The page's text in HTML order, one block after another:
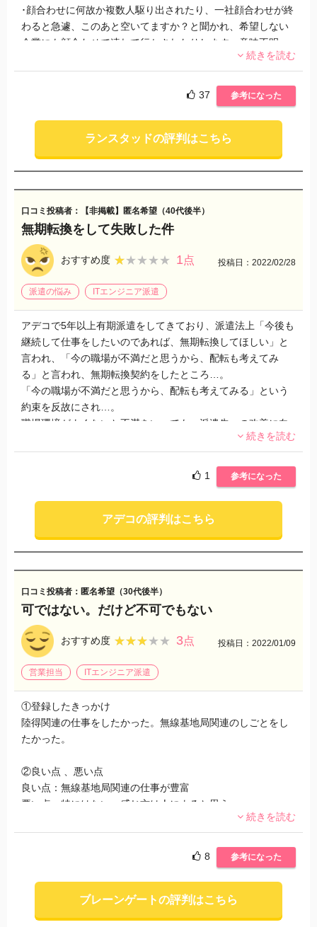
･顔合わせに何故か複数人駆り出されたり、一社顔合わせが終
わると急遽、このあと空いてますか？と聞かれ、希望しない
企業にも顔合わせで連れて行かされたりします。意味不明。
･いざ就業すると、営業担当者がころころ変わり会ったことす
ら無いです。フォローなし。勿論、就業先企業担当者さんも
面談しに来ないとか変わった会社だよねと言われ苦笑いする
･他の派遣会社の方々からランスタッドにエントリーしても返
事すらないと言われたことも数回あります。
･釣り求人が多い
続きを読む
37 参考になった
ランスタッドの評判はこちら
口コミ投稿者：【非掲載】匿名希望（40代後半）
無期転換をして失敗した件
おすすめ度 ★★★★★
★★★★★ 1点 投稿日：2022/02/28
派遣の悩み ITエンジニア派遣
アデコで5年以上有期派遣をしてきており、派遣法上「今後も
継続して仕事をしたいのであれば、無期転換してほしい」と
言われ、「今の職場が不満だと思うから、配転も考えてみ
る」と言われ、無期転換契約をしたところ…。
「今の職場が不満だと思うから、配転も考えてみる」という
約束を反故にされ…。
職場環境がよくないと不満をいっても、派遣先への改善に向
約束は破る。報告や質問への返答が遅い。最低な派遣会社で
続きを読む
1 参考になった
アデコの評判はこちら
口コミ投稿者：匿名希望（30代後半）
可ではない。だけど不可でもない
おすすめ度 ★★★★★
★★★★★ 3点 投稿日：2022/01/09
営業担当 ITエンジニア派遣
①登録したきっかけ
陸得関連の仕事をしたかった。無線基地局関連のしごとをし
たかった。
②良い点 、悪い点
良い点：無線基地局関連の仕事が豊富
悪い点：特にはない。感じ方は人によると思う。
③実際に体験したこと、気になったこと
職場の雰囲気もその職場で決まるものです。
よい雰囲気の仕事は多くないと思う。
④おススメしたい、したくない
続きを読む
8 参考になった
ブレーンゲートの評判はこちら